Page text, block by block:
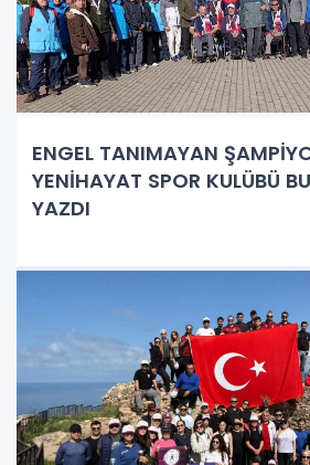
ENGEL TANIMAYAN
YENİHAYAT SPOR KULÜBÜ
YAZDI